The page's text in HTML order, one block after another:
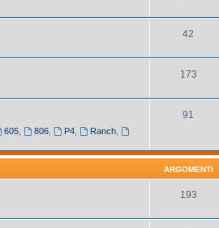
42
173
605 806, P4, Ranch,
91
ARGOMENTI
193